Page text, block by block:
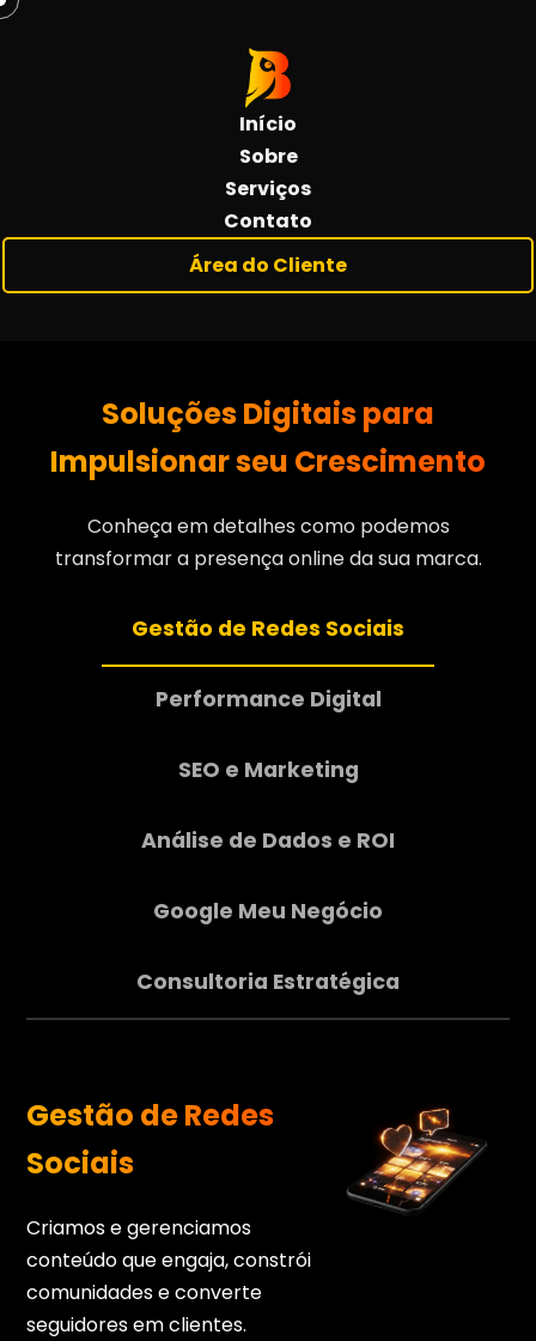
Início
Sobre
Serviços
Contato
Área do Cliente
Soluções Digitais para
Impulsionar seu Crescimento
Conheça em detalhes como podemos
transformar a presença online da sua marca.
Gestão de Redes Sociais
Performance Digital
SEO e Marketing
Análise de Dados e ROI
Google Meu Negócio
Consultoria Estratégica
Gestão de Redes
Sociais
Criamos e gerenciamos
conteúdo que engaja, constrói
comunidades e converte
seguidores em clientes.